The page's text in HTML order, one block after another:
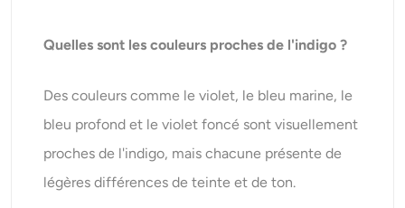
Quelles sont les couleurs proches de l'indigo ?
Des couleurs comme le violet, le bleu marine, le
bleu profond et le violet foncé sont visuellement
proches de l'indigo, mais chacune présente de
légères différences de teinte et de ton.